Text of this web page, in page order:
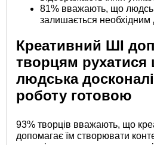
81% вважають, що
залишається необхідним
Креативний ШІ
творцям
людська
роботу готовою
93% творців вважають, що
допомагає їм створювати